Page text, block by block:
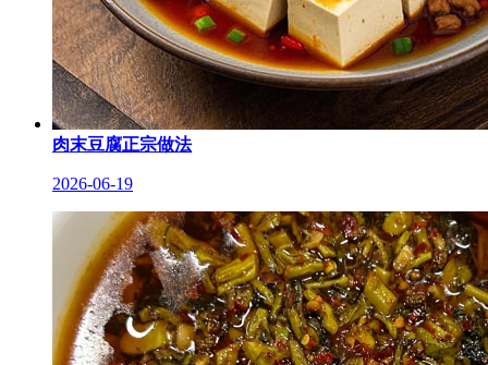
肉末豆腐正宗做法
2026-06-19